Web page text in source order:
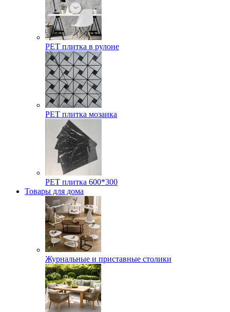
РЕТ плитка в рулоне
РЕТ плитка мозаика
РЕТ плитка 600*300
Товары для дома
Журнальные и приставные столики